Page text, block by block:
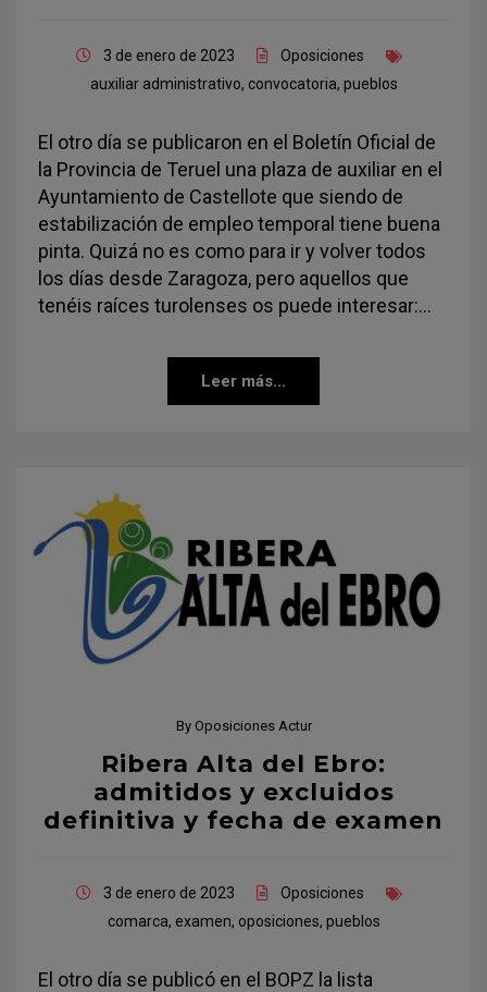
3 de enero de 2023
Oposiciones
auxiliar administrativo, convocatoria, pueblos
El otro día se publicaron en el Boletín Oficial de
la Provincia de Teruel una plaza de auxiliar en el
Ayuntamiento de Castellote que siendo de
estabilización de empleo temporal tiene buena
pinta. Quizá no es como para ir y volver todos
los días desde Zaragoza, pero aquellos que
tenéis raíces turolenses os puede interesar:…
Leer más...
By Oposiciones Actur
Ribera Alta del Ebro:
admitidos y excluidos
definitiva y fecha de examen
3 de enero de 2023
Oposiciones
comarca, examen, oposiciones, pueblos
El otro día se publicó en el BOPZ la lista